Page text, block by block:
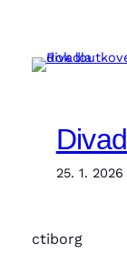
obsah
25. 1. 2026
ctiborg